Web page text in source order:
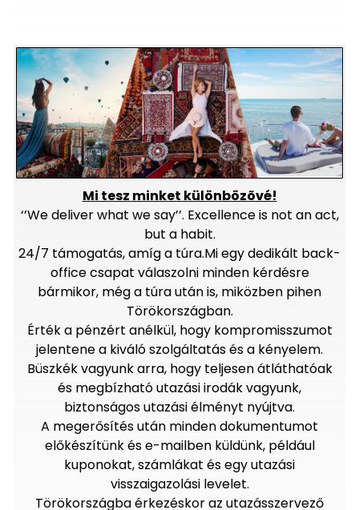
Mi tesz minket különbözõvé!
‘’We deliver what we say’’. Excellence is not an act,
but a habit.
24/7 támogatás, amíg a túra.Mi egy dedikált back-
office csapat válaszolni minden kérdésre
bármikor, még a túra után is, miközben pihen
Törökországban.
Érték a pénzért anélkül, hogy kompromisszumot
jelentene a kiváló szolgáltatás és a kényelem.
Büszkék vagyunk arra, hogy teljesen átláthatóak
és megbízható utazási irodák vagyunk,
biztonságos utazási élményt nyújtva.
A megerősítés után minden dokumentumot
előkészítünk és e-mailben küldünk, például
kuponokat, számlákat és egy utazási
visszaigazolási levelet.
Törökországba érkezéskor az utazásszervező